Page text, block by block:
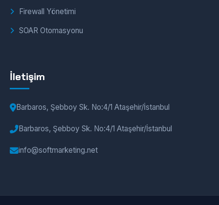
Firewall Yönetimi
SOAR Otomasyonu
İletişim
Barbaros, Şebboy Sk. No:4/1 Ataşehir/İstanbul
Barbaros, Şebboy Sk. No:4/1 Ataşehir/İstanbul
info@softmarketing.net